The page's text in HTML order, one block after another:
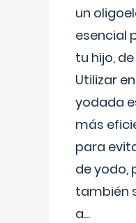
un
esencial
tu hijo,
Utilizar
yodada
más
para
de yodo,
también
a...